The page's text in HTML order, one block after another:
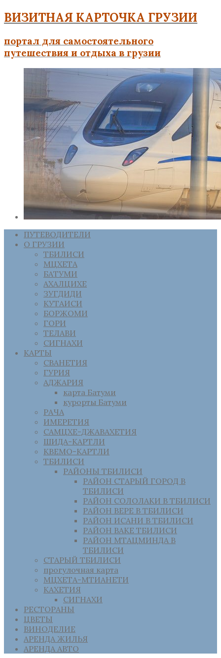
ВИЗИТНАЯ КАРТОЧКА ГРУЗИИ
портал для самостоятельного
путешествия и отдыха в грузии
ПУТЕВОДИТЕЛИ
О ГРУЗИИ
ТБИЛИСИ
МЦХЕТА
БАТУМИ
АХАЛЦИХЕ
ЗУГДИДИ
КУТАИСИ
БОРЖОМИ
ГОРИ
ТЕЛАВИ
СИГНАХИ
КАРТЫ
СВАНЕТИЯ
ГУРИЯ
АДЖАРИЯ
карта Батуми
курорты Батуми
РАЧА
ИМЕРЕТИЯ
САМЦХЕ-ДЖАВАХЕТИЯ
ШИДА-КАРТЛИ
КВЕМО-КАРТЛИ
ТБИЛИСИ
РАЙОНЫ ТБИЛИСИ
РАЙОН СТАРЫЙ ГОРОД В
ТБИЛИСИ
РАЙОН СОЛОЛАКИ В ТБИЛИСИ
РАЙОН ВЕРЕ В ТБИЛИСИ
РАЙОН ИСАНИ В ТБИЛИСИ
РАЙОН ВАКЕ ТБИЛИСИ
РАЙОН МТАЦМИНДА В
ТБИЛИСИ
СТАРЫЙ ТБИЛИСИ
прогулочная карта
МЦХЕТА-МТИАНЕТИ
КАХЕТИЯ
СИГНАХИ
РЕСТОРАНЫ
ЦВЕТЫ
ВИНОДЕЛИЕ
АРЕНДА ЖИЛЬЯ
АРЕНДА АВТО